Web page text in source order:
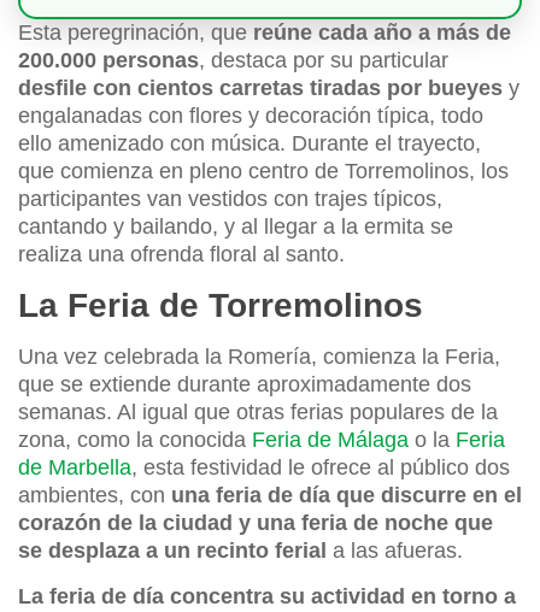
Esta peregrinación, que reúne cada año a más de
200.000 personas, destaca por su particular
desfile con cientos carretas tiradas por bueyes y
engalanadas con flores y decoración típica, todo
ello amenizado con música. Durante el trayecto,
que comienza en pleno centro de Torremolinos, los
participantes van vestidos con trajes típicos,
cantando y bailando, y al llegar a la ermita se
realiza una ofrenda floral al santo.
La Feria de Torremolinos
Una vez celebrada la Romería, comienza la Feria,
que se extiende durante aproximadamente dos
semanas. Al igual que otras ferias populares de la
zona, como la conocida Feria de Málaga o la Feria
de Marbella, esta festividad le ofrece al público dos
ambientes, con una feria de día que discurre en el
corazón de la ciudad y una feria de noche que
se desplaza a un recinto ferial a las afueras.
La feria de día concentra su actividad en torno a